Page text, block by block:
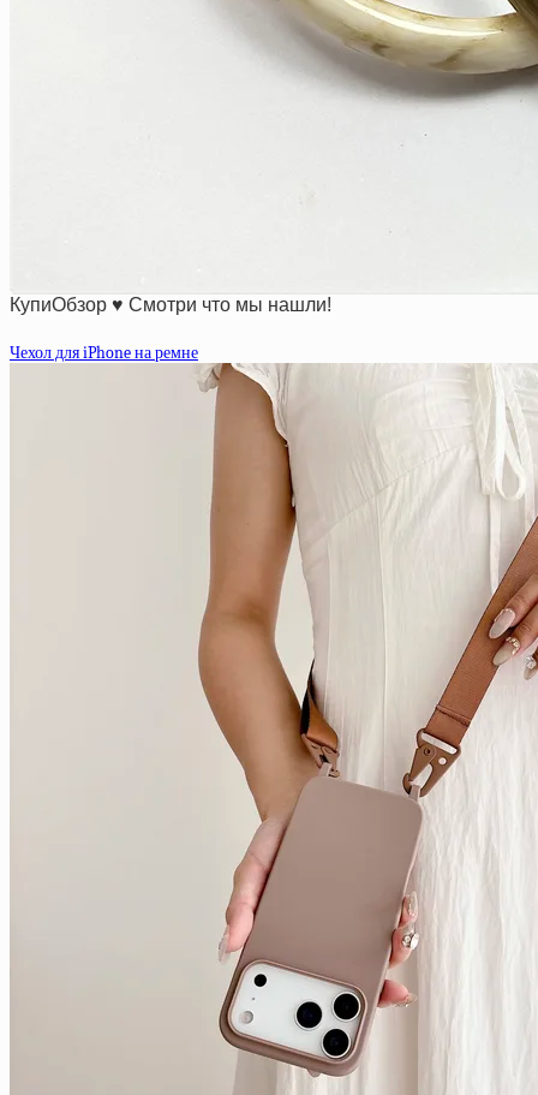
КупиОбзор ♥ Смотри что мы нашли!
Чехол для iPhone на ремне